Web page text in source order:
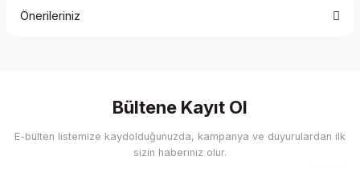
Önerileriniz
Görüş ve önerileriniz için teşekkür ederiz.
Ürün resmi kalitesiz, bozuk veya görüntülenemiyor.
Bültene Kayıt Ol
E-bülten listemize kaydolduğunuzda, kampanya ve duyurulardan ilk
sizin haberiniz olur.